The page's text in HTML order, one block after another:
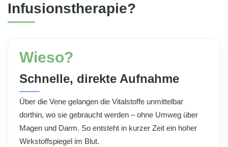
Infusionstherapie?
Wieso?
Schnelle, direkte Aufnahme
Über die Vene gelangen die Vitalstoffe unmittelbar
dorthin, wo sie gebraucht werden – ohne Umweg über
Magen und Darm. So entsteht in kurzer Zeit ein hoher
Wirkstoffspiegel im Blut.